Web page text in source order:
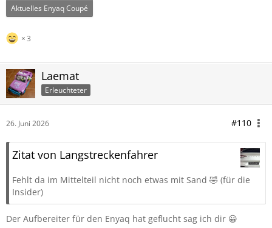
Aktuelles Enyaq Coupé
3
Laemat
Erleuchteter
26. Juni 2026 #110
Zitat von Langstreckenfahrer
Fehlt da im Mittelteil nicht noch etwas mit Sand 🤣 (für die
Insider)
Der Aufbereiter für den Enyaq hat geflucht sag ich dir 😀